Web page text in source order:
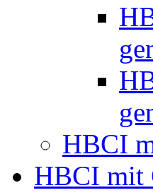
HBCI
HBCI mit